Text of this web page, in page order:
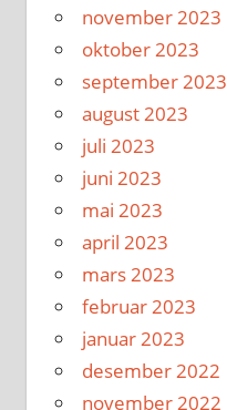
november 2023
oktober 2023
september 2023
august 2023
juli 2023
juni 2023
mai 2023
april 2023
mars 2023
februar 2023
januar 2023
desember 2022
november 2022